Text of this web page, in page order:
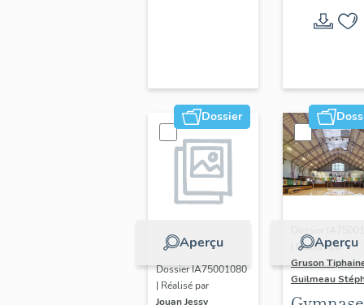
Dossier
Aperçu
Dossier IA75001080
| Réalisé par
Jouan Jessy
Aperçu
| Réalisé par
Gruson
Guilmeau